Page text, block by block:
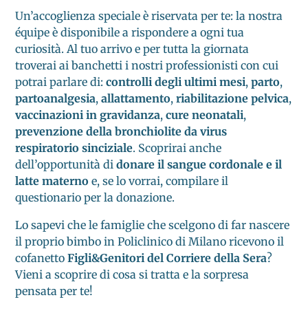
Un’accoglienza speciale è riservata per te: la nostra
équipe è disponibile a rispondere a ogni tua
curiosità. Al tuo arrivo e per tutta la giornata
troverai ai banchetti i nostri professionisti con cui
potrai parlare di:controlli degli ultimi mesi,parto,
partoanalgesia,allattamento,riabilitazione pelvica,
vaccinazioni in gravidanza,cure neonatali,
prevenzione della bronchiolite da virus
respiratorio sinciziale. Scoprirai anche
dell’opportunità didonare il sangue cordonale e il
latte materno e, se lo vorrai, compilare il
questionario per la donazione.
Lo sapevi che le famiglie che scelgono di far nascere
il proprio bimbo in Policlinico di Milano ricevono il
cofanettoFigli&Genitori del Corriere della Sera?
Vieni a scoprire di cosa si tratta e la sorpresa
pensata per te!